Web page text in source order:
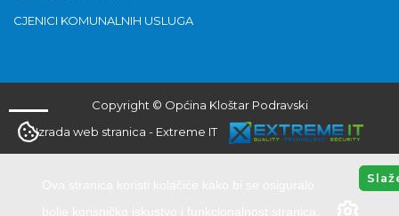
CJENICI KOMUNALNIH USLUGA
Copyright © Općina Kloštar Podravski
Izrada web stranica - Extreme IT